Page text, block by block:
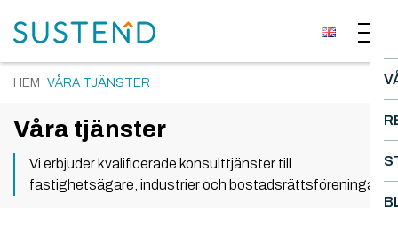
HEM VÅRA TJÄNSTER
Våra tjänster
Vi erbjuder kvalificerade konsulttjänster till
fastighetsägare, industrier och bostadsrättsföreningar